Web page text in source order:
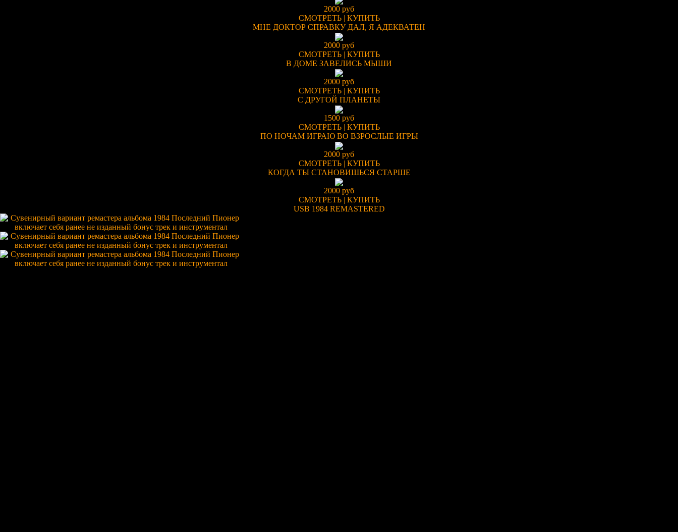
2000 руб
СМОТРЕТЬ| КУПИТЬ
МНЕ ДОКТОР СПРАВКУ ДАЛ, Я АДЕКВАТЕН
2000 руб
СМОТРЕТЬ| КУПИТЬ
В ДОМЕ ЗАВЕЛИСЬ МЫШИ
2000 руб
СМОТРЕТЬ| КУПИТЬ
С ДРУГОЙ ПЛАНЕТЫ
1500 руб
СМОТРЕТЬ| КУПИТЬ
ПО НОЧАМ ИГРАЮ ВО ВЗРОСЛЫЕ ИГРЫ
2000 руб
СМОТРЕТЬ| КУПИТЬ
КОГДА ТЫ СТАНОВИШЬСЯ СТАРШЕ
2000 руб
СМОТРЕТЬ| КУПИТЬ
USB 1984 REMASTERED